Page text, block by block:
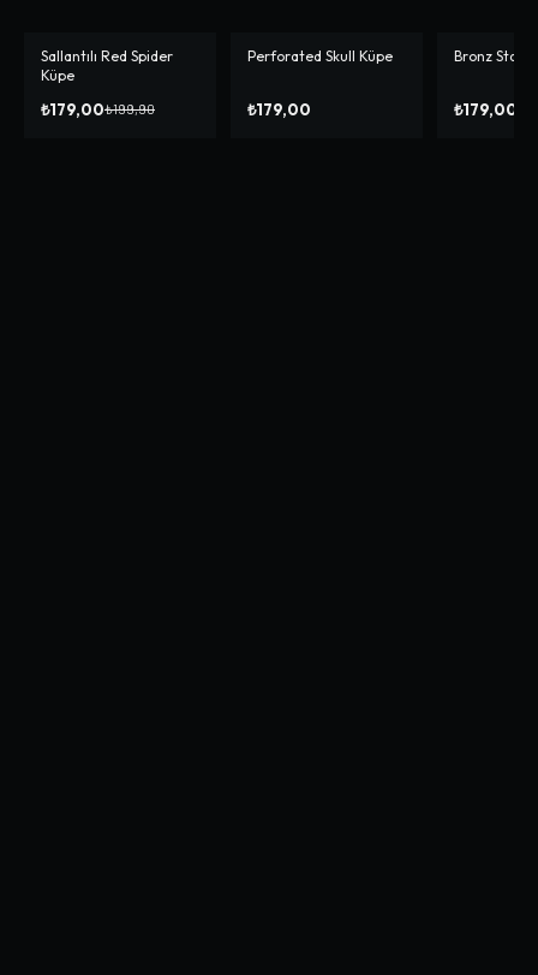
-% 10
Sallantılı Red Spider
Küpe
₺179,00₺199,90
Perforated Skull Küpe
₺179,00
Bronz Star
₺179,00